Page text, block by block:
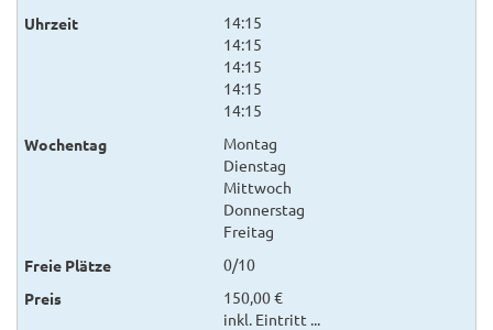
14:15
14:15
14:15
14:15
14:15
Montag
Dienstag
Mittwoch
Donnerstag
Freitag
0/10
150,00 €
inkl. Eintritt ...